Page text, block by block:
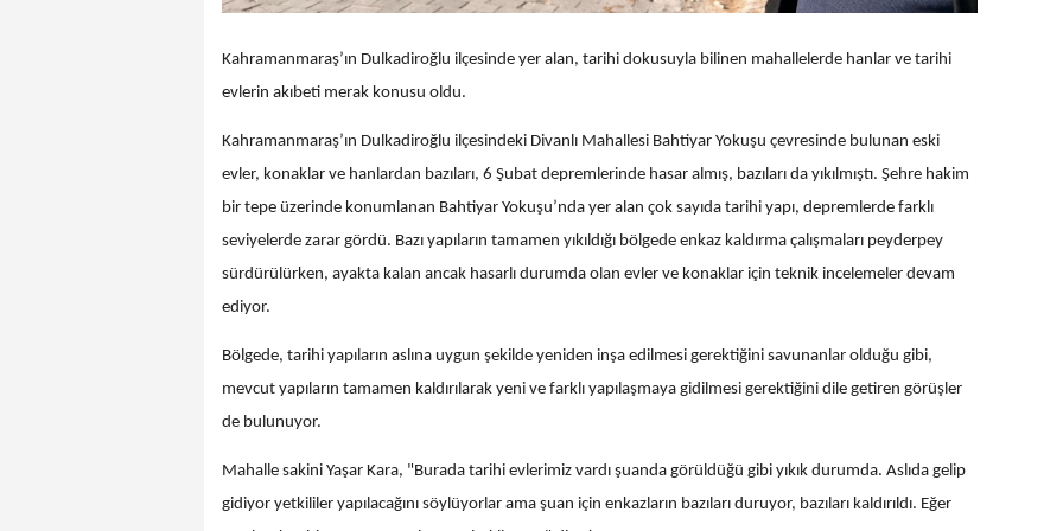
Kahramanmaraş’ın Dulkadiroğlu ilçesinde yer alan, tarihi dokusuyla bilinen mahallelerde hanlar ve tarihi
evlerin akıbeti merak konusu oldu.
Kahramanmaraş’ın Dulkadiroğlu ilçesindeki Divanlı Mahallesi Bahtiyar Yokuşu çevresinde bulunan eski
evler, konaklar ve hanlardan bazıları, 6 Şubat depremlerinde hasar almış, bazıları da yıkılmıştı. Şehre hakim
bir tepe üzerinde konumlanan Bahtiyar Yokuşu’nda yer alan çok sayıda tarihi yapı, depremlerde farklı
seviyelerde zarar gördü. Bazı yapıların tamamen yıkıldığı bölgede enkaz kaldırma çalışmaları peyderpey
sürdürülürken, ayakta kalan ancak hasarlı durumda olan evler ve konaklar için teknik incelemeler devam
ediyor.
Bölgede, tarihi yapıların aslına uygun şekilde yeniden inşa edilmesi gerektiğini savunanlar olduğu gibi,
mevcut yapıların tamamen kaldırılarak yeni ve farklı yapılaşmaya gidilmesi gerektiğini dile getiren görüşler
de bulunuyor.
Mahalle sakini Yaşar Kara, "Burada tarihi evlerimiz vardı şuanda görüldüğü gibi yıkık durumda. Aslıda gelip
gidiyor yetkililer yapılacağını söylüyorlar ama şuan için enkazların bazıları duruyor, bazıları kaldırıldı. Eğer